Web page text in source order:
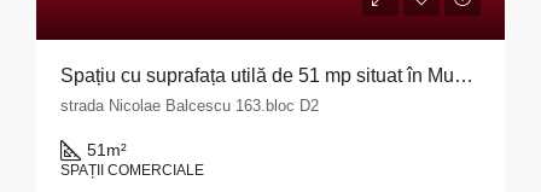
Spațiu cu suprafața utilă de 51 mp situat în Municipiul Pitești, str. Nicolae Bălcescu nr. 163, bloc D2, județul Argeș
strada Nicolae Balcescu 163.bloc D2
51 m²
SPAȚII COMERCIALE